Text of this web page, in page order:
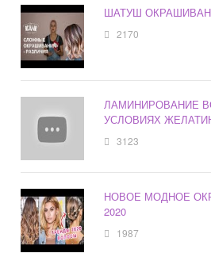
ШАТУШ
2170
ЛАМИНИРОВАНИЕ
УСЛОВИЯХ
3123
НОВОЕ МОДНОЕ
2020
1987